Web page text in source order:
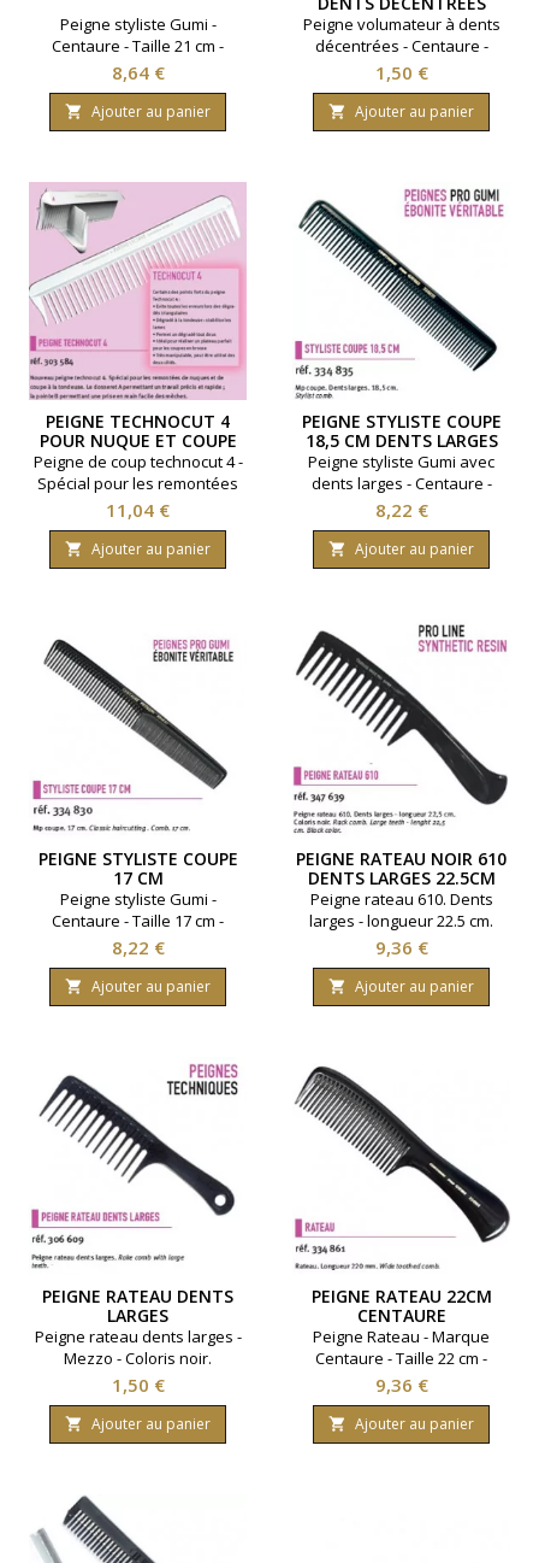
Peigne styliste Gumi -
Centaure - Taille 21 cm -
Coloris noir.
Prix
8,64 €
 Ajouter au panier
Peigne volumateur à dents
décentrées - Centaure -
Coloris Noir.
Prix
1,50 €
 Ajouter au panier
PEIGNE TECHNOCUT 4
POUR NUQUE ET COUPE
TONDEUSE
Peigne de coup technocut 4 -
Spécial pour les remontées
de nuques et coupe à la
tondeuse - Coloris blanc.
Prix
11,04 €
 Ajouter au panier
PEIGNE STYLISTE COUPE
18,5 CM DENTS LARGES
Peigne styliste Gumi avec
dents larges - Centaure -
Taille 18,5 cm - Coloris noir.
Prix
8,22 €
 Ajouter au panier
PEIGNE STYLISTE COUPE
17 CM
Peigne styliste Gumi -
Centaure - Taille 17 cm -
Coloris noir.
Prix
8,22 €
 Ajouter au panier
PEIGNE RATEAU NOIR 610
DENTS LARGES 22.5CM
Peigne rateau 610. Dents
larges - longueur 22.5 cm.
Coloris noir.
Prix
9,36 €
 Ajouter au panier
PEIGNE RATEAU DENTS
LARGES
Peigne rateau dents larges -
Mezzo - Coloris noir.
Prix
1,50 €
 Ajouter au panier
PEIGNE RATEAU 22CM
CENTAURE
Peigne Rateau - Marque
Centaure - Taille 22 cm -
Coloris noir.
Prix
9,36 €
 Ajouter au panier